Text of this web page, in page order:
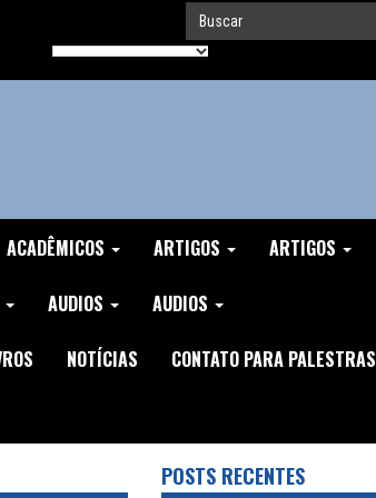
ACADÊMICOS ARTIGOS ARTIGOS
AUDIOS AUDIOS
NOTÍCIAS CONTATO PARA PALESTRAS
POSTS RECENTES